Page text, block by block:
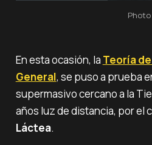
En esta ocasión, la Teoría
General, se puso a prueba
supermasivo cercano a la
años luz de distancia, por el
Láctea.